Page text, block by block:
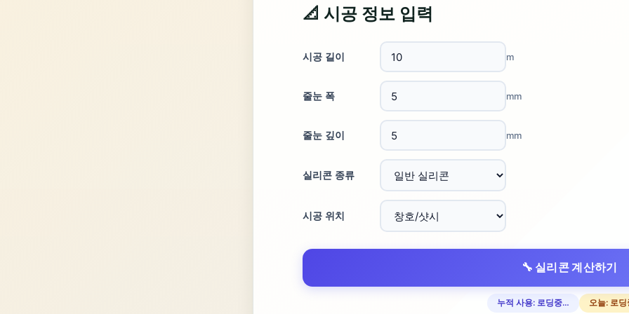
📐 시공 정보 입력
시공 길이 m
줄눈 폭 mm
줄눈 깊이 mm
실리콘 종류
시공 위치
🔧 실리콘 계산하기
누적 사용: 로딩중… 오늘: 로